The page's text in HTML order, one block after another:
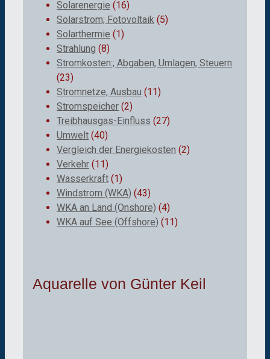
Solarenergie (16)
Solarstrom; Fotovoltaik (5)
Solarthermie (1)
Strahlung (8)
Stromkosten:; Abgaben, Umlagen, Steuern
(23)
Stromnetze, Ausbau (11)
Stromspeicher (2)
Treibhausgas-Einfluss (27)
Umwelt (40)
Vergleich der Energiekosten (2)
Verkehr (11)
Wasserkraft (1)
Windstrom (WKA) (43)
WKA an Land (Onshore) (4)
WKA auf See (Offshore) (11)
Aquarelle von Günter Keil